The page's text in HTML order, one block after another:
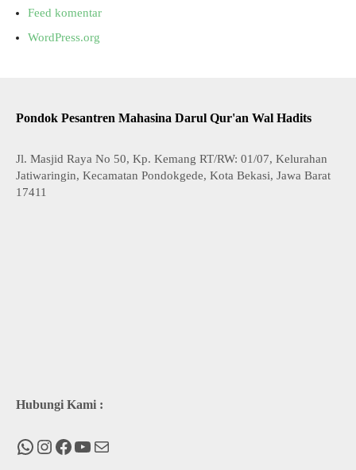
Feed komentar
WordPress.org
Pondok Pesantren Mahasina Darul Qur'an Wal Hadits
Jl. Masjid Raya No 50, Kp. Kemang RT/RW: 01/07, Kelurahan
Jatiwaringin, Kecamatan Pondokgede, Kota Bekasi, Jawa Barat
17411
Hubungi Kami :
WhatsApp
Instagram
Facebook
You Tube
Mail